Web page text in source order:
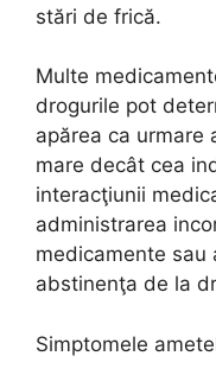
stări de frică.
Multe
drogurile pot
apărea ca urmare
mare decât cea
interacţiunii
administrarea
medicamente sau
abstinenţa de la
Simptomele